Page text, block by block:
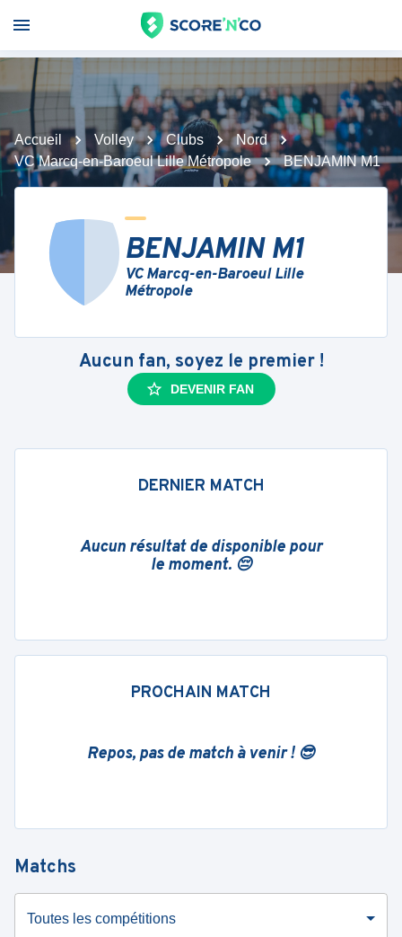
Accueil Volley Clubs
Nord
VC Marcq-en-Baroeul Lille Métropole
BENJAMIN M1
BENJAMIN M1
VC Marcq-en-Baroeul Lille
Métropole
Aucun fan, soyez le premier !
DEVENIR FAN
DERNIER MATCH
Aucun résultat de disponible pour
le moment. 😔
PROCHAIN MATCH
Repos, pas de match à venir ! 😎
Matchs
Toutes les compétitions